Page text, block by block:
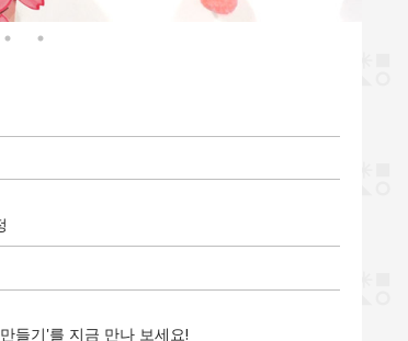
들기'를 지금 만나 보세요!